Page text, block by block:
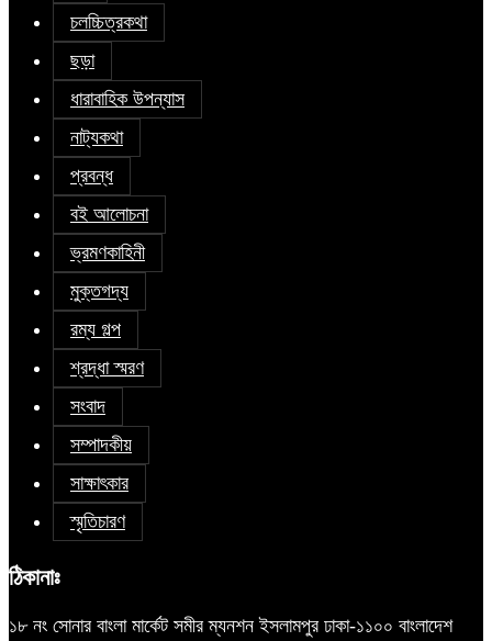
চলচ্চিত্রকথা
ছড়া
ধারাবাহিক উপন্যাস
নাট্যকথা
প্রবন্ধ
বই আলোচনা
ভ্রমণকাহিনী
মুক্তগদ্য
রম্য গল্প
শ্রদ্ধা স্মরণ
সংবাদ
সম্পাদকীয়
সাক্ষাৎকার
স্মৃতিচারণ
ঠিকানাঃ
১৮ নং সোনার বাংলা মার্কেট সমীর ম্যনশন ইসলামপুর ঢাকা-১১০০ বাংলাদেশ